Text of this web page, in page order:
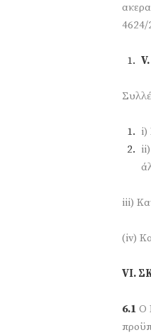
4624/
V
i)
iii)
(iv)
VΙ.
6.1 Ο